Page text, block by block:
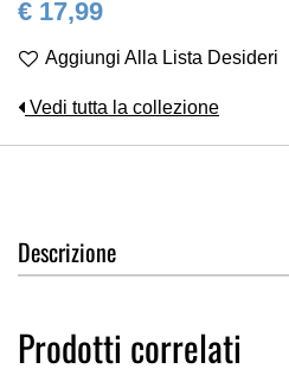
€ 17,99
Aggiungi Alla Lista Desideri
Vedi tutta la collezione
Descrizione
Prodotti correlati